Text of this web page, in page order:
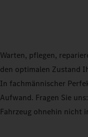
Warten, pflegen,
den optimalen Zustand
In fachmännischer
Aufwand. Fragen Sie
Fahrzeug ohnehin nicht